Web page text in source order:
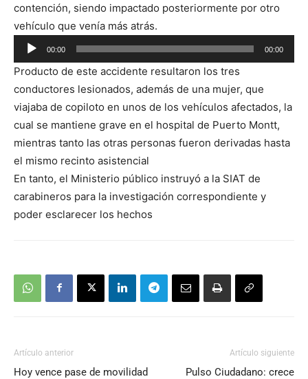
contención, siendo impactado posteriormente por otro
vehículo que venía más atrás.
Reproductor
de
audio
00:00 00:00
Producto de este accidente resultaron los tres
conductores lesionados, además de una mujer, que
viajaba de copiloto en unos de los vehículos afectados, la
cual se mantiene grave en el hospital de Puerto Montt,
mientras tanto las otras personas fueron derivadas hasta
el mismo recinto asistencial
En tanto, el Ministerio público instruyó a la SIAT de
carabineros para la investigación correspondiente y
poder esclarecer los hechos
Artículo anterior
Hoy vence pase de movilidad
Artículo siguiente
Pulso Ciudadano: crece